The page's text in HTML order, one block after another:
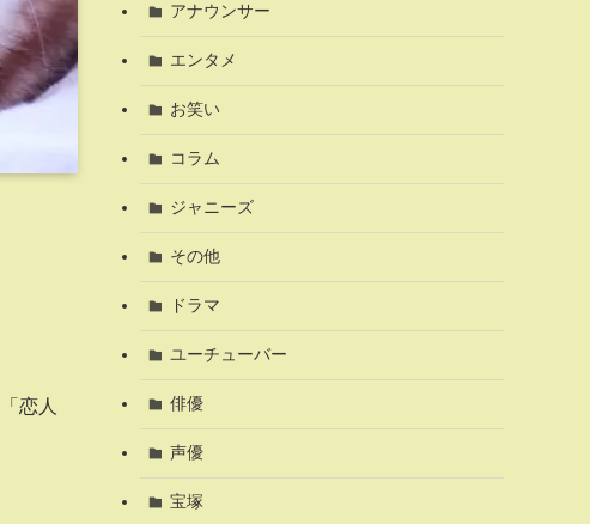
恋人
アナウンサー
エンタメ
お笑い
コラム
ジャニーズ
その他
ドラマ
ユーチューバー
俳優
声優
宝塚